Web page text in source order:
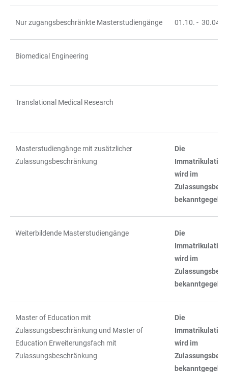
Nur zugangsbeschränkte Masterstudiengänge 01.10. - 30.04.
Biomedical Engineering
Translational Medical Research
Masterstudiengänge mit zusätzlicher
Zulassungsbeschränkung
Die
wird im
Weiterbildende Masterstudiengänge
Die
wird im
Master of Education mit
Zulassungsbeschränkung und Master of
Education Erweiterungsfach mit
Zulassungsbeschränkung
Die
wird im